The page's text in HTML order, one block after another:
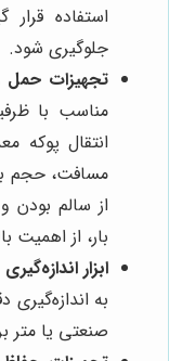
استفاده
جلوگیری شود.
تجهیزات حمل
مناسب با
انتقال پوکه
مسافت، حجم
از سالم بودن
بار، از اهمیت
ابزار
به
صنعتی یا متر